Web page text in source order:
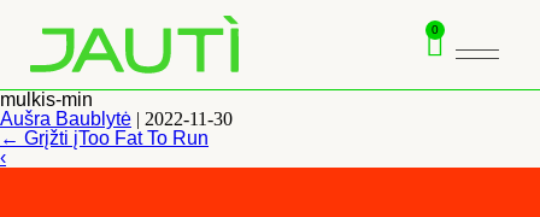
0
mulkis-min
Aušra Baublytė | 2022-11-30
← Grįžti įToo Fat To Run
‹